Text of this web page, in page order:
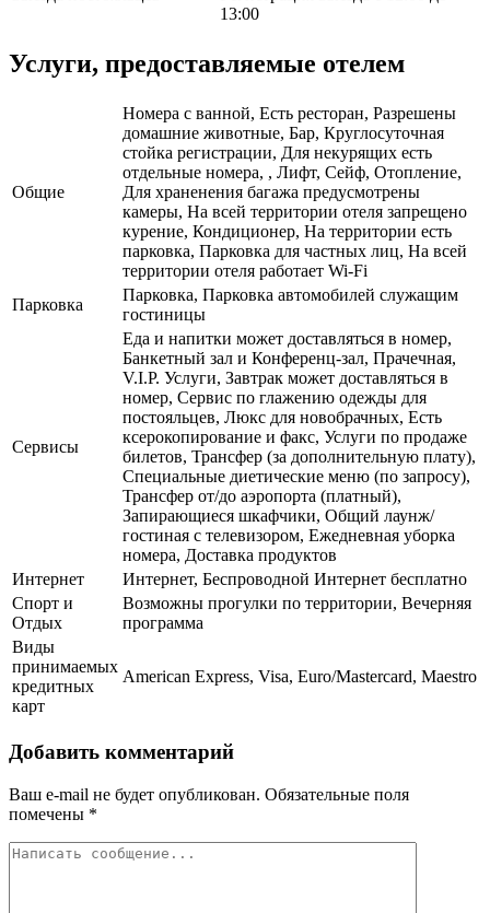
13:00
Услуги, предоставляемые отелем
Общие
Номера с ванной, Есть ресторан, Разрешены
домашние животные, Бар, Круглосуточная
стойка регистрации, Для некурящих есть
отдельные номера, , Лифт, Сейф, Отопление,
Для храненения багажа предусмотрены
камеры, На всей территории отеля запрещено
курение, Кондиционер, На территории есть
парковка, Парковка для частных лиц, На всей
территории отеля работает Wi-Fi
Парковка
Парковка, Парковка автомобилей служащим
гостиницы
Сервисы
Еда и напитки может доставляться в номер,
Банкетный зал и Конференц-зал, Прачечная,
V.I.P. Услуги, Завтрак может доставляться в
номер, Сервис по глажению одежды для
постояльцев, Люкс для новобрачных, Есть
ксерокопирование и факс, Услуги по продаже
билетов, Трансфер (за дополнительную плату),
Специальные диетические меню (по запросу),
Трансфер от/до аэропорта (платный),
Запирающиеся шкафчики, Общий лаунж/
гостиная с телевизором, Ежедневная уборка
номера, Доставка продуктов
Интернет
Интернет, Беспроводной Интернет бесплатно
Спорт и
Отдых
Возможны прогулки по территории, Вечерняя
программа
Виды
принимаемых
кредитных
карт
American Express, Visa, Euro/Mastercard, Maestro
Добавить комментарий
Ваш e-mail не будет опубликован. Обязательные поля
помечены *